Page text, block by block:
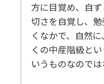
方に目覚め、自
切さを自覚し、
くなかで、自然
くの中産階級と
いうものなのでは